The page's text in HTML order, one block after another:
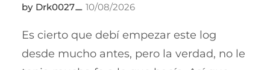
Drk0027 10/08/2026
Es cierto que debí empezar este log
desde mucho antes, pero la verdad, no le